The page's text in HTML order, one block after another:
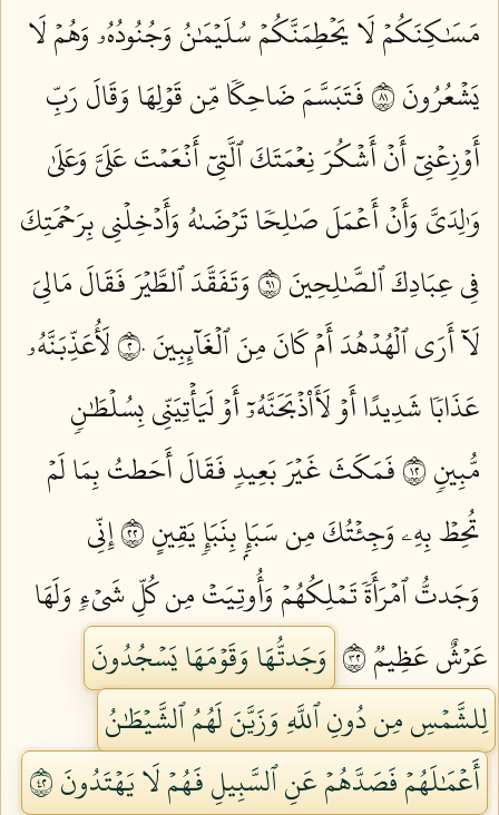
مَسَٰكِنَكُمۡ لَا يَحۡطِمَنَّكُمۡ سُلَيۡمَٰنُ وَجُنُودُهُۥ وَهُمۡ لَا
يَشۡعُرُونَ ١٨
فَتَبَسَّمَ ضَاحِكٗا مِّن قَوۡلِهَا وَقَالَ رَبِّ
أَوۡزِعۡنِيٓ أَنۡ أَشۡكُرَ نِعۡمَتَكَ ٱلَّتِيٓ أَنۡعَمۡتَ عَلَيَّ وَعَلَىٰ
وَٰلِدَيَّ وَأَنۡ أَعۡمَلَ صَٰلِحٗا تَرۡضَىٰهُ وَأَدۡخِلۡنِي بِرَحۡمَتِكَ
فِي عِبَادِكَ ٱلصَّٰلِحِينَ ١٩
وَتَفَقَّدَ ٱلطَّيۡرَ فَقَالَ مَالِيَ
لَآ أَرَى ٱلۡهُدۡهُدَ أَمۡ كَانَ مِنَ ٱلۡغَآئِبِينَ ٢٠
لَأُعَذِّبَنَّهُۥ
عَذَابٗا شَدِيدًا أَوۡ لَأَاْذۡبَحَنَّهُۥٓ أَوۡ لَيَأۡتِيَنِّي بِسُلۡطَٰنٖ
مُّبِينٖ ٢١
فَمَكَثَ غَيۡرَ بَعِيدٖ فَقَالَ أَحَطتُ بِمَا لَمۡ
تُحِطۡ بِهِۦ وَجِئۡتُكَ مِن سَبَإِۭ بِنَبَإٖ يَقِينٍ ٢٢
إِنِّي
وَجَدتُّ ٱمۡرَأَةٗ تَمۡلِكُهُمۡ وَأُوتِيَتۡ مِن كُلِّ شَيۡءٖ وَلَهَا
عَرۡشٌ عَظِيمٞ ٢٣
وَجَدتُّهَا وَقَوۡمَهَا يَسۡجُدُونَ
لِلشَّمۡسِ مِن دُونِ ٱللَّهِ وَزَيَّنَ لَهُمُ ٱلشَّيۡطَٰنُ
أَعۡمَٰلَهُمۡ فَصَدَّهُمۡ عَنِ ٱلسَّبِيلِ فَهُمۡ لَا يَهۡتَدُونَ ٢٤